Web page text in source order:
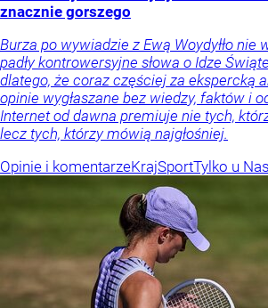
znacznie gorszego
Burza po wywiadzie z Ewą Woydyłło nie
padły kontrowersyjne słowa o Idze
dlatego, że coraz częściej za ekspercką
opinie wygłaszane bez wiedzy, faktów i
Internet od dawna premiuje nie tych,
lecz tych, którzy mówią najgłośniej.
Opinie i komentarzeKrajSportTylko u Nas